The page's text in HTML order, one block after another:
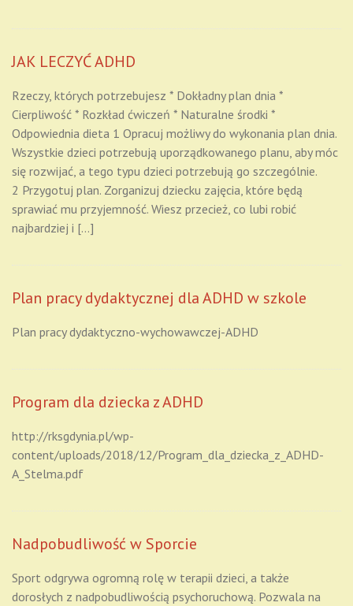
JAK LECZYĆ ADHD
Rzeczy, których potrzebujesz * Dokładny plan dnia *
Cierpliwość * Rozkład ćwiczeń * Naturalne środki *
Odpowiednia dieta 1 Opracuj możliwy do wykonania plan dnia.
Wszystkie dzieci potrzebują uporządkowanego planu, aby móc
się rozwijać, a tego typu dzieci potrzebują go szczególnie.
2 Przygotuj plan. Zorganizuj dziecku zajęcia, które będą
sprawiać mu przyjemność. Wiesz przecież, co lubi robić
najbardziej i […]
Plan pracy dydaktycznej dla ADHD w szkole
Plan pracy dydaktyczno-wychowawczej-ADHD
Program dla dziecka z ADHD
http://rksgdynia.pl/wp-
content/uploads/2018/12/Program_dla_dziecka_z_ADHD-
A_Stelma.pdf
Nadpobudliwość w Sporcie
Sport odgrywa ogromną rolę w terapii dzieci, a także
dorosłych z nadpobudliwością psychoruchową. Pozwala na